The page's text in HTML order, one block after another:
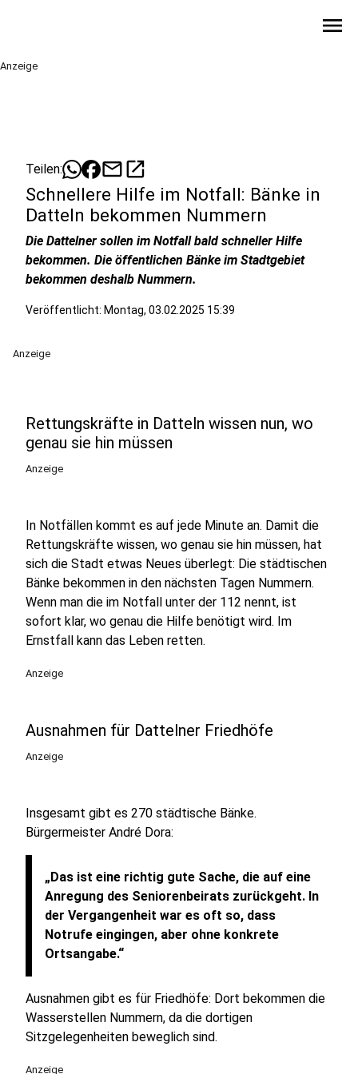
menu
Anzeige
Teilen: mailopen_in_new
Schnellere Hilfe im Notfall: Bänke in
Datteln bekommen Nummern
Die Dattelner sollen im Notfall bald schneller Hilfe
bekommen. Die öffentlichen Bänke im Stadtgebiet
bekommen deshalb Nummern.
Veröffentlicht: Montag, 03.02.2025 15:39
Anzeige
Rettungskräfte in Datteln wissen nun, wo
genau sie hin müssen
Anzeige
In Notfällen kommt es auf jede Minute an. Damit die
Rettungskräfte wissen, wo genau sie hin müssen, hat
sich die Stadt etwas Neues überlegt: Die städtischen
Bänke bekommen in den nächsten Tagen Nummern.
Wenn man die im Notfall unter der 112 nennt, ist
sofort klar, wo genau die Hilfe benötigt wird. Im
Ernstfall kann das Leben retten.
Anzeige
Ausnahmen für Dattelner Friedhöfe
Anzeige
Insgesamt gibt es 270 städtische Bänke.
Bürgermeister André Dora:
„Das ist eine richtig gute Sache, die auf eine
Anregung des Seniorenbeirats zurückgeht. In
der Vergangenheit war es oft so, dass
Notrufe eingingen, aber ohne konkrete
Ortsangabe.“
Ausnahmen gibt es für Friedhöfe: Dort bekommen die
Wasserstellen Nummern, da die dortigen
Sitzgelegenheiten beweglich sind.
Anzeige